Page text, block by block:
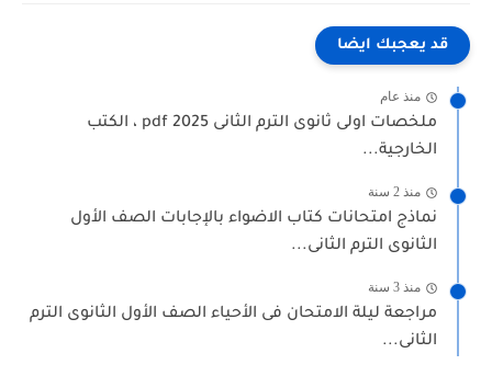
قد يعجبك ايضا
منذ عام
ملخصات اولى ثانوى الترم الثانى 2025 pdf ، الكتب
الخارجية...
منذ 2 سنة
نماذج امتحانات كتاب الاضواء بالإجابات الصف الأول
الثانوى الترم الثانى...
منذ 3 سنة
مراجعة ليلة الامتحان فى الأحياء الصف الأول الثانوى الترم
الثانى...